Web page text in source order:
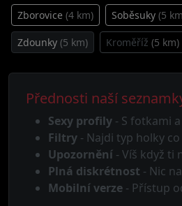
Zborovice (4 km) Soběsuky (5
Zdounky (5 km) Kroměříž (5 km)
Přednosti naší
Sexy profily - S fotkami
Filtry - Najdi typ holky co
Upozornění - Víš když ti
Plná diskrétnost - Nic
Mobilní verze - Přístup